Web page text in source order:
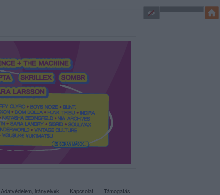
Adatvédelem, irányelvek Kapcsolat Támogatás
SÜTI BEÁLLÍTÁSOK MÓDOSÍTÁSA